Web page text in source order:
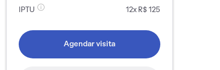
IPTU 12x R$ 125
Agendar visita